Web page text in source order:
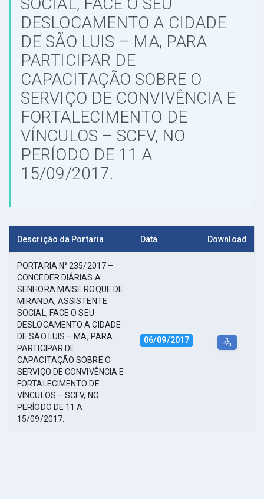
DESLOCAMENTO A CIDADE
DE SÃO LUIS – MA, PARA
PARTICIPAR DE
CAPACITAÇÃO SOBRE O
SERVIÇO DE CONVIVÊNCIA E
FORTALECIMENTO DE
VÍNCULOS – SCFV, NO
PERÍODO DE 11 A
15/09/2017.
Descrição da Portaria Data Download
PORTARIA N° 235/2017 –
CONCEDER DIÁRIAS A
SENHORA MAISE ROQUE DE
MIRANDA, ASSISTENTE
SOCIAL, FACE O SEU
DESLOCAMENTO A CIDADE
DE SÃO LUIS – MA, PARA
PARTICIPAR DE
CAPACITAÇÃO SOBRE O
SERVIÇO DE CONVIVÊNCIA E
FORTALECIMENTO DE
VÍNCULOS – SCFV, NO
PERÍODO DE 11 A
15/09/2017.
06/09/2017